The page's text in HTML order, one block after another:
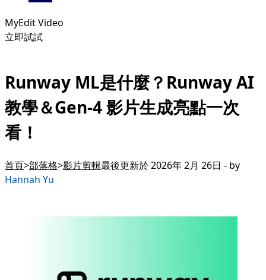
MyEdit Video
立即試試
Runway ML是什麼？Runway AI
教學＆Gen-4 影片生成亮點一次
看！
首頁 部落格 影片剪輯最後更新於 2026年 2月 26日 - by
Hannah Yu